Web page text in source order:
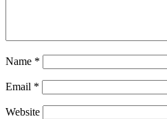
Name *
Email *
Website